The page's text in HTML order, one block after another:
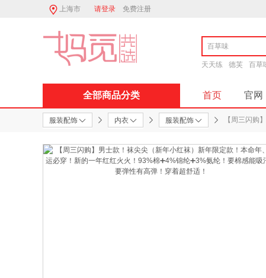
上海市 请登录 免费注册
天天练 德芙 百草
全部商品分类 首页 官网
服装配饰 内衣 服装配饰